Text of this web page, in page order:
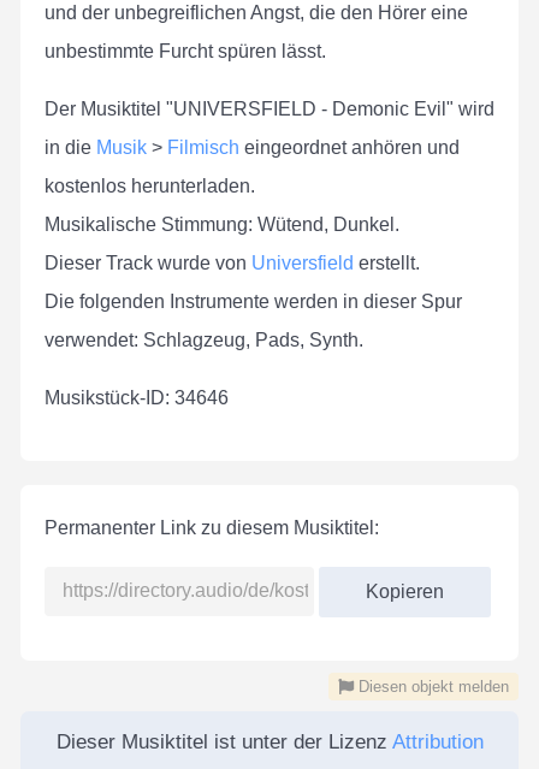
und der unbegreiflichen Angst, die den Hörer eine
unbestimmte Furcht spüren lässt.
Der Musiktitel "UNIVERSFIELD - Demonic Evil" wird
in die Musik > Filmisch eingeordnet anhören und
kostenlos herunterladen.
Musikalische Stimmung: Wütend, Dunkel.
Dieser Track wurde von Universfield erstellt.
Die folgenden Instrumente werden in dieser Spur
verwendet: Schlagzeug, Pads, Synth.
Musikstück-ID: 34646
Permanenter Link zu diesem Musiktitel:
Kopieren
Diesen objekt melden
Dieser Musiktitel ist unter der Lizenz Attribution